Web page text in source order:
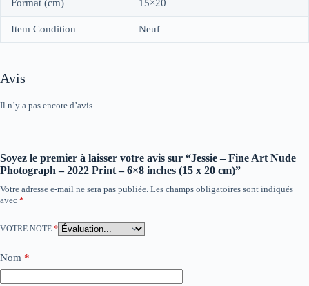
Format (cm) 15×20
Item Condition Neuf
Avis
Il n’y a pas encore d’avis.
Soyez le premier à laisser votre avis sur “Jessie – Fine Art Nude
Photograph – 2022 Print – 6×8 inches (15 x 20 cm)”
Votre adresse e-mail ne sera pas publiée. Les champs obligatoires sont indiqués
avec *
VOTRE NOTE *
Nom *